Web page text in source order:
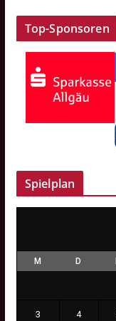
Top-Sponsoren
Spielplan
M D
3 4